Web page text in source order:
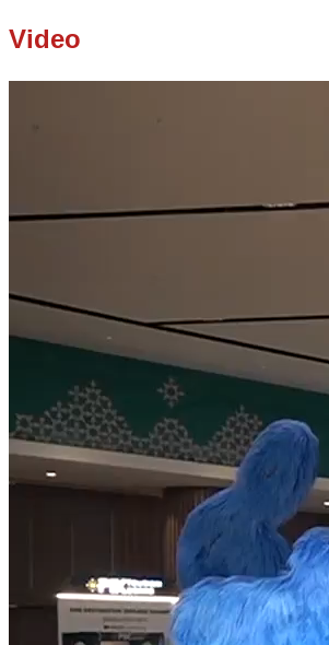
Video